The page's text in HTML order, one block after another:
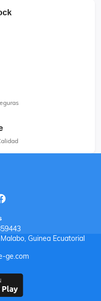
Guinea Ecuatorial
ge.com